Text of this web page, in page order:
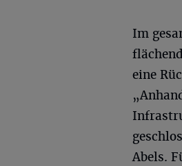
Im
eine
Abels.